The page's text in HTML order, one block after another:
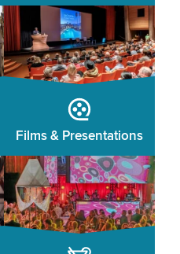
Films & Presentations